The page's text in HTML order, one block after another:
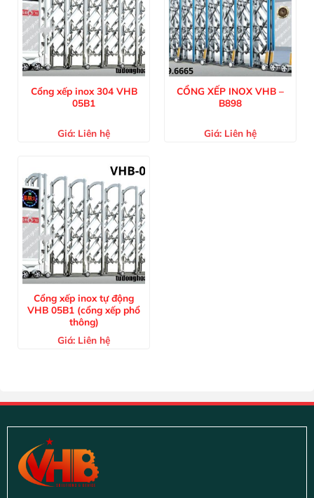
Cổng xếp inox 304 VHB
05B1
Giá: Liên hệ
CỔNG XẾP INOX VHB –
B898
Giá: Liên hệ
Cổng xếp inox tự động
VHB 05B1 (cổng xếp phổ
thông)
Giá: Liên hệ